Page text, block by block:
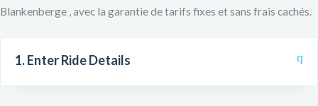
Blankenberge , avec la garantie de tarifs fixes et sans frais cachés.
1. Enter Ride Details